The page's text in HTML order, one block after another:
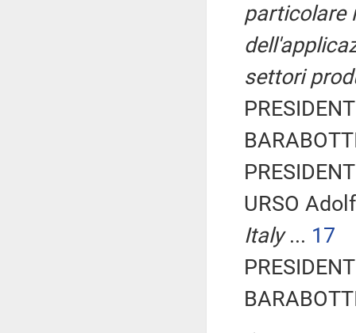
particolare
settori
URSO
Italy... 17